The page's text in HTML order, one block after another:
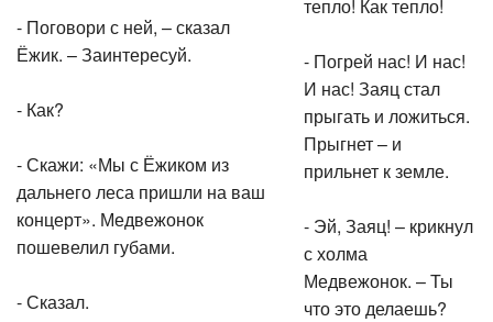
- Поговори с ней, – сказал
Ёжик. – Заинтересуй.
- Как?
- Скажи: «Мы с Ёжиком из
дальнего леса пришли на ваш
концерт». Медвежонок
пошевелил губами.
- Сказал.
- Погрей нас! И нас!
И нас! Заяц стал
прыгать и ложиться.
Прыгнет – и
прильнет к земле.
- Эй, Заяц! – крикнул
с холма
Медвежонок. – Ты
что это делаешь?